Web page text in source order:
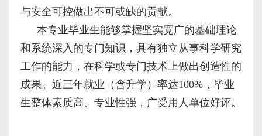
与安全可控做出不可或缺的贡献。
本专业毕业生能够掌握坚实宽广的基础理论
和系统深入的专门知识，具有独立从事科学研究
工作的能力，在科学或专门技术上做出创造性的
成果。近三年就业（含升学）率达100% ，毕业
生整体素质高、专业性强，广受用人单位好评。